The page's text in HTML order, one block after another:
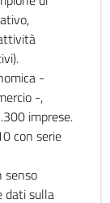
-
-,
imprese.
con serie
senso
dati sulla